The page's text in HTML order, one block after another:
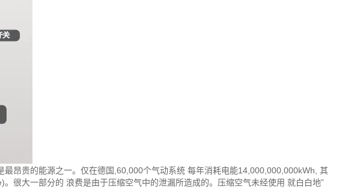
昂贵的能源之一。仅在德国,60,000个气动系统 每年消耗电能14,000,000,000kWh, 其
很大一部分的 浪费是由于压缩空气中的泄漏所造成的。压缩空气未经使用 就白白地”